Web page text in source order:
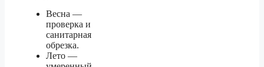
Весна —
проверка и
санитарная
обрезка.
Лето —